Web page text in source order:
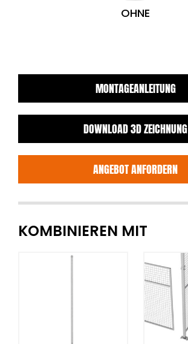
OHNE
MONTAGEANLEITUNG
DOWNLOAD 3D ZEICHNUNG
ANGEBOT ANFORDERN
KOMBINIEREN MIT